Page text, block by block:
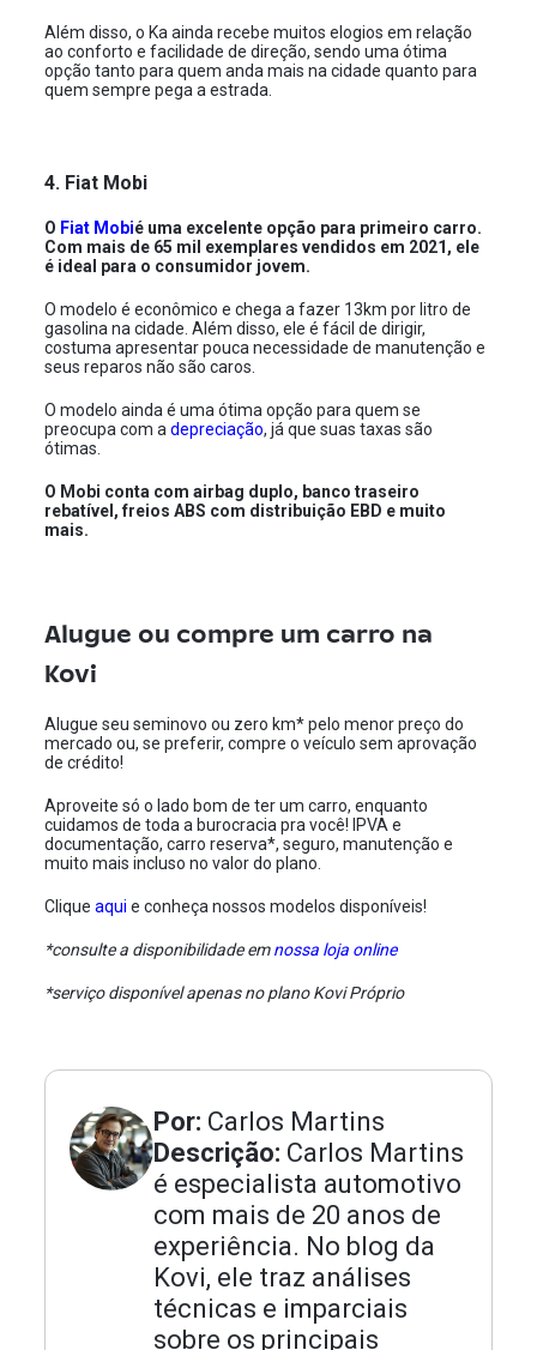
Além disso, o Ka ainda recebe muitos elogios em relação
ao conforto e facilidade de direção, sendo uma ótima
opção tanto para quem anda mais na cidade quanto para
quem sempre pega a estrada.
4. Fiat Mobi
O Fiat Mobié uma excelente opção para primeiro carro.
Com mais de 65 mil exemplares vendidos em 2021, ele
é ideal para o consumidor jovem.
O modelo é econômico e chega a fazer 13km por litro de
gasolina na cidade. Além disso, ele é fácil de dirigir,
costuma apresentar pouca necessidade de manutenção e
seus reparos não são caros.
O modelo ainda é uma ótima opção para quem se
preocupa com adepreciação, já que suas taxas são
ótimas.
O Mobi conta com airbag duplo, banco traseiro
rebatível, freios ABS com distribuição EBD e muito
mais.
Alugue ou compre um carro na
Kovi
Alugue seu seminovo ou zero km* pelo menor preço do
mercado ou, se preferir, compre o veículo sem aprovação
de crédito!
Aproveite só o lado bom de ter um carro, enquanto
cuidamos de toda a burocracia pra você! IPVA e
documentação, carro reserva*, seguro, manutenção e
muito mais incluso no valor do plano.
Cliqueaqui e conheça nossos modelos disponíveis!
*consulte a disponibilidade emnossa loja online
*serviço disponível apenas no plano Kovi Próprio
Por: Carlos Martins
Descrição: Carlos Martins
é especialista automotivo
com mais de 20 anos de
experiência. No blog da
Kovi, ele traz análises
técnicas e imparciais
sobre os principais